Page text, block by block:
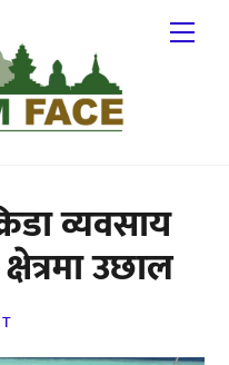
व्यवसाय
उछाल